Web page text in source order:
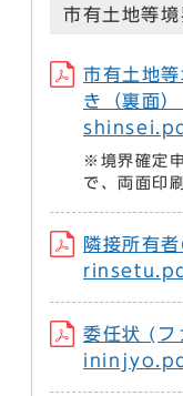
市有土地等
市有土地
き（裏面
※境界確定
で、両面印
隣接所有
委任状 (